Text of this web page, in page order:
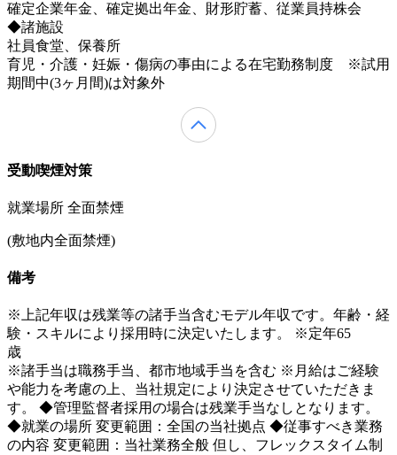
確定企業年金、確定拠出年金、財形貯蓄、従業員持株会
◆諸施設
社員食堂、保養所
育児・介護・妊娠・傷病の事由による在宅勤務制度 ※試用
期間中(3ヶ月間)は対象外
受動喫煙対策
就業場所 全面禁煙
(敷地内全面禁煙)
備考
※上記年収は残業等の諸手当含むモデル年収です。年齢・経
験・スキルにより採用時に決定いたします。 ※定年65
※諸手当は職務手当、都市地域手当を含む ※月給はご経験
や能力を考慮の上、当社規定により決定させていただきま
す。 ◆管理監督者採用の場合は残業手当なしとなります。
◆就業の場所 変更範囲：全国の当社拠点 ◆従事すべき業務
の内容 変更範囲：当社業務全般 但し、フレックスタイム制